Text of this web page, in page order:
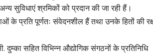
सुविधाएं श्रमिकों को प्रदान की जा रही हैं।
के प्रति पूर्णतः संवेदनशील हैं तथा उनके हितों की
सहित विभिन्न औद्योगिक संगठनों के प्रतिनिधि